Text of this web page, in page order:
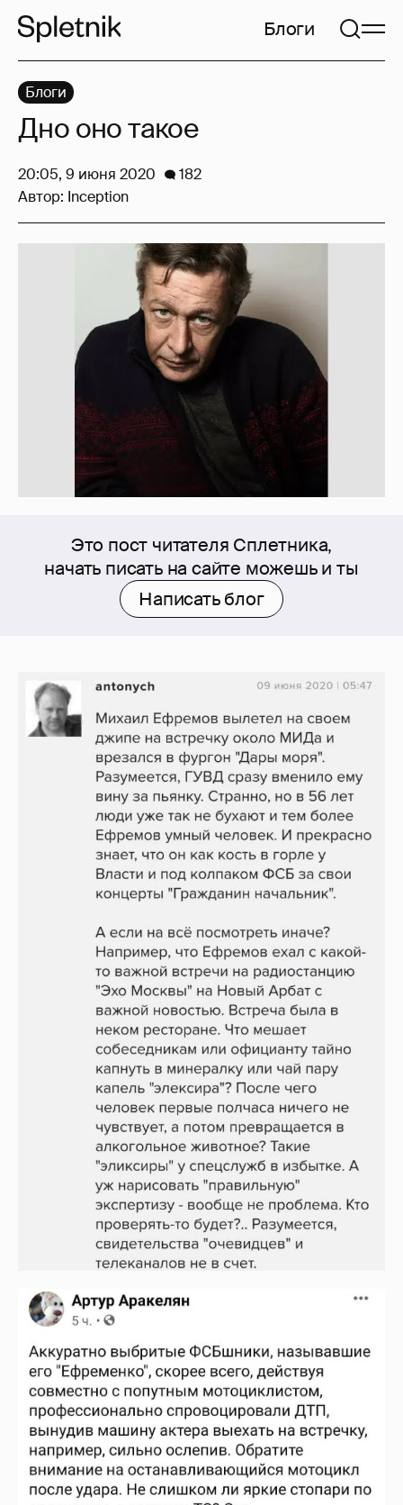
Блоги
Это пост читателя Сплетника,
начать писать на сайте можешь и ты
Написать блог
Блоги
Дно оно такое
20:05, 9 июня 2020
182
Автор: Inception